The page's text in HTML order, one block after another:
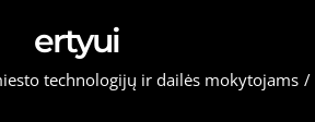
ertyui
technologijų ir dailės mokytojams /